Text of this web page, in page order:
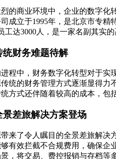
的商业环境中，企业的数字化
成立于1995年，是北京市专
工达3000人，是一家名副其实
统财务难题待解
程中，财务数字化转型对于实
统的财务管理方式逐渐显得
方式还伴随着较高的成本，包
景差旅解决方案登场
来了令人瞩目的全景差旅解决
有效拦截不合规费用，确保企
，将交易、费控报销与存档等